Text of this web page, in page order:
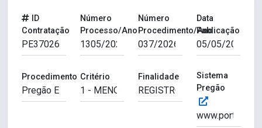
ID
Contratação
Número
Processo/Ano
Número
Procedimento/Ano
Data
Publicação
Procedimento Critério Finalidade
Sistema
Pregão